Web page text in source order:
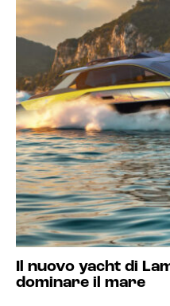
Il nuovo yacht di
dominare il mare